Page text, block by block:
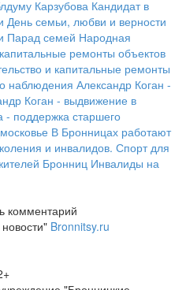
Карзубова Кандидат в
День семьи, любви и верности
Парад семей Народная
ремонты объектов
и капитальные ремонты
наблюдения Александр Коган -
Коган - выдвижение в
поддержка старшего
В Бронницах работают
и инвалидов. Спорт для
Бронниц Инвалиды на
комментарий
Bronnitsy.ru